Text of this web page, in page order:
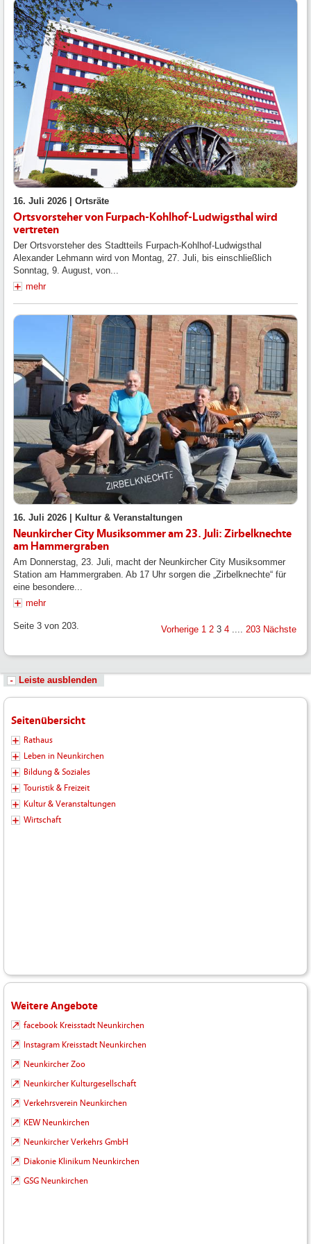
16. Juli 2026 | Ortsräte
Ortsvorsteher von Furpach-Kohlhof-Ludwigsthal wird
vertreten
Der Ortsvorsteher des Stadtteils Furpach-Kohlhof-Ludwigsthal
Alexander Lehmann wird von Montag, 27. Juli, bis einschließlich
Sonntag, 9. August, von...
mehr
16. Juli 2026 | Kultur & Veranstaltungen
Neunkircher City Musiksommer am 23. Juli: Zirbelknechte
am Hammergraben
Am Donnerstag, 23. Juli, macht der Neunkircher City Musiksommer
Station am Hammergraben. Ab 17 Uhr sorgen die „Zirbelknechte“ für
eine besondere...
mehr
Seite 3 von 203. Vorherige 1 2 3 4 .... 203 Nächste
Leiste ausblenden
Seitenübersicht
Rathaus
Leben in Neunkirchen
Bildung & Soziales
Touristik & Freizeit
Kultur & Veranstaltungen
Wirtschaft
Weitere Angebote
facebook Kreisstadt Neunkirchen
Instagram Kreisstadt Neunkirchen
Neunkircher Zoo
Neunkircher Kulturgesellschaft
Verkehrsverein Neunkirchen
KEW Neunkirchen
Neunkircher Verkehrs GmbH
Diakonie Klinikum Neunkirchen
GSG Neunkirchen